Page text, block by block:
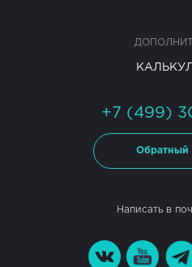
+7 (499)
Обратный
Написать в